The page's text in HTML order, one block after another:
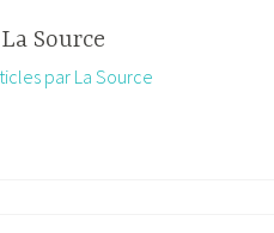
La Source
par La Source